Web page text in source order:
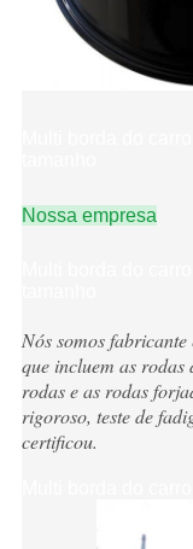
Nossa empresa
Nós somos
que incluem as
rodas e as rodas
rigoroso, teste de
certificou.